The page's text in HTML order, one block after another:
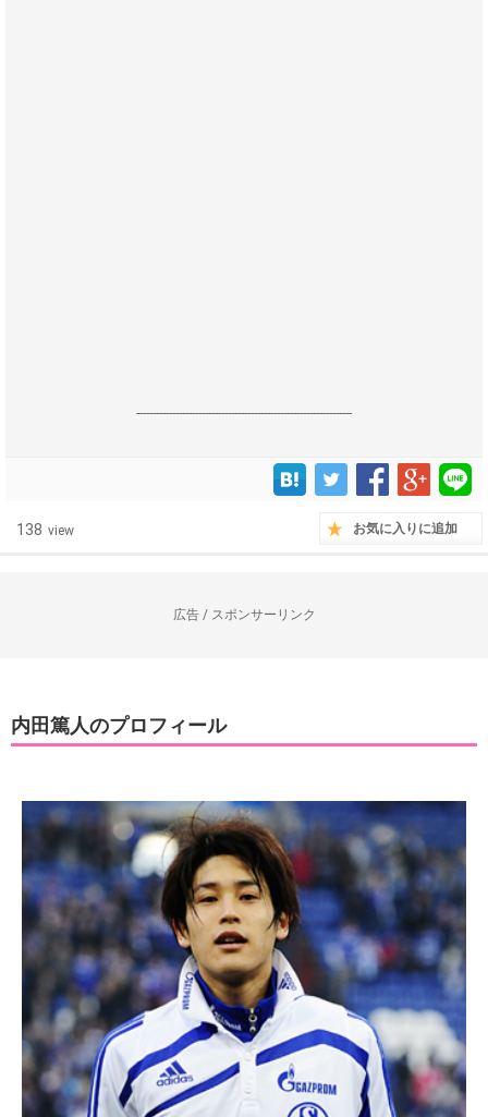
------------------------------------------------------------------
138 view お気に入りに追加
広告 / スポンサーリンク
内田篤人のプロフィール